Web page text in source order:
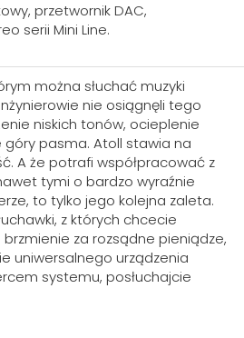
przetwornik DAC,
serii Mini Line.
można słuchać muzyki
nie osiągnęli tego
niskich tonów, ocieplenie
góry pasma. Atoll stawia na
A że potrafi współpracować z
tymi o bardzo wyraźnie
to tylko jego kolejna zaleta.
z których chcecie
za rozsądne pieniądze,
uniwersalnego urządzenia
systemu, posłuchajcie